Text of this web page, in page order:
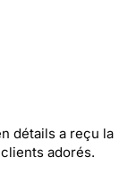
détails a reçu la
adorés.